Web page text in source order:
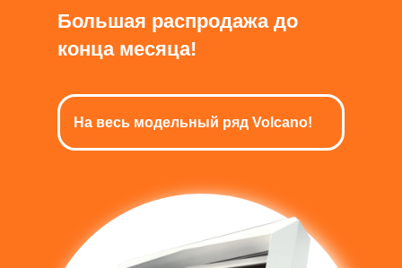
Большая распродажа до
конца месяца!
На весь модельный ряд Volcano!